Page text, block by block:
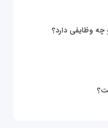
وظایفی دارد؟